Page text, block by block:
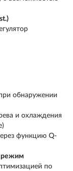
обнаружении
и охлаждения
функцию Q-
режим
по